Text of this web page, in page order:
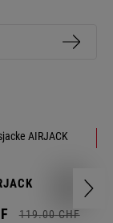
119.00 CHF